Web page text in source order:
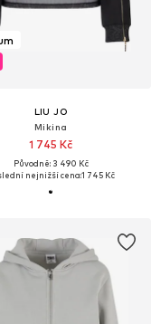
LIU JO
Mikina
1 745 Kč
Původně: 3 490 Kč
nejnižší cena:1 745 Kč